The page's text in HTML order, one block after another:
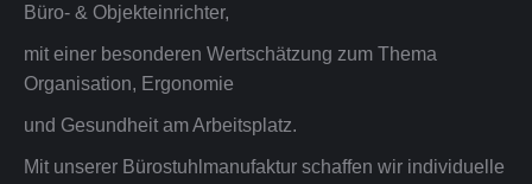
Büro- & Objekteinrichter,
mit einer besonderen Wertschätzung zum Thema
Organisation, Ergonomie
und Gesundheit am Arbeitsplatz.
Mit unserer Bürostuhlmanufaktur schaffen wir individuelle